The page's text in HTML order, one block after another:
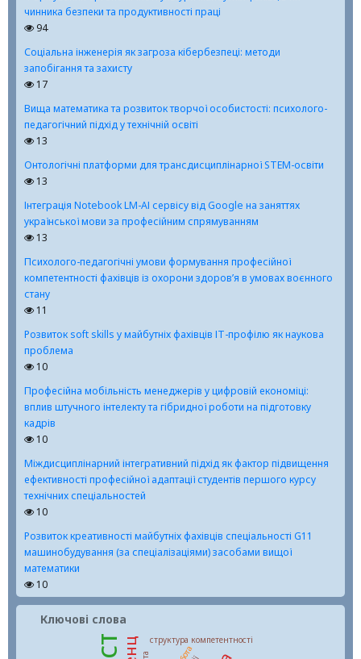
чинника безпеки та продуктивності праці
94
Соціальна інженерія як загроза кібербезпеці: методи
запобігання та захисту
17
Вища математика та розвиток творчої особистості: психолого-
педагогічний підхід у технічній освіті
13
Онтологічні платформи для трансдисциплінарної STEM-освіти
13
Інтеграція Notebook LM-АІ сервісу від Google на заняттях
української мови за професійним спрямуванням
13
Психолого-педагогічні умови формування професійної
компетентності фахівців із охорони здоров’я в умовах воєнного
стану
11
Розвиток soft skills у майбутніх фахівців ІТ-профілю як наукова
проблема
10
Професійна мобільність менеджерів у цифровій економіці:
вплив штучного інтелекту та гібридної роботи на підготовку
кадрів
10
Міждисциплінарний інтегративний підхід як фактор підвищення
ефективності професійної адаптації студентів першого курсу
технічних спеціальностей
10
Розвиток креативності майбутніх фахівців спеціальності G11
машинобудування (за спеціалізаціями) засобами вищої
математики
10
Ключові слова
структура компетентності